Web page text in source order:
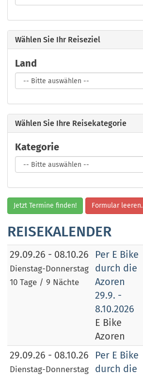
Wählen Sie Ihr Reiseziel
Land
Wählen Sie Ihre Reisekategorie
Kategorie
Formular leeren.
REISEKALENDER
29.09.26 - 08.10.26
Dienstag-Donnerstag
10 Tage / 9 Nächte
Per E Bike
durch die
Azoren
29.9. -
8.10.2026
E Bike
Azoren
29.09.26 - 08.10.26
Dienstag-Donnerstag
Per E Bike
durch die